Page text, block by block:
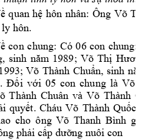
quan hệ hôn nhân: Ông Võ
ly hôn.
con chung: Có 06 con chung:
sinh năm 1989; Võ Thị
1993; Võ Thành Chuẩn, sinh
Đối với 05 con chung là Võ
Thành Chuân và Võ Thành
quyết. Cháu Võ Thành Quốc
cho ông Võ Thanh Bình
phải cấp dưỡng nuôi con